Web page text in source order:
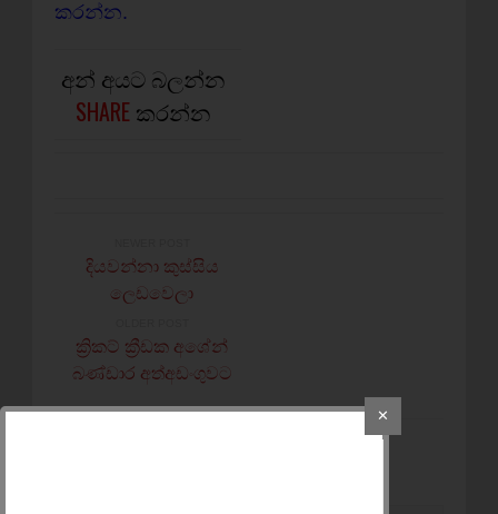
කරන්න.
අන් අයට බලන්න
SHARE කරන්න
දියවන්නා කුස්සිය
ලෙඩවෙලා
ක්‍රිකට් ක්‍රීඩක අශේන්
බණ්ඩාර අත්අඩංගුවට
✕